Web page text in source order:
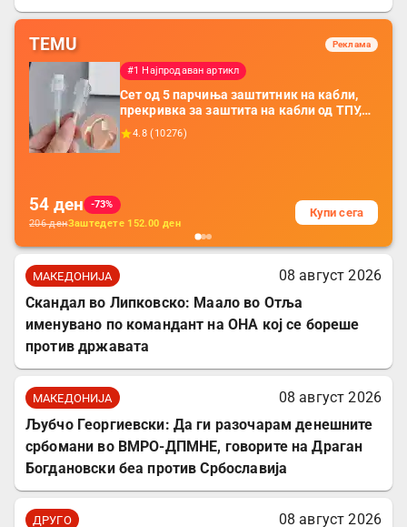
TEMU Реклама
#1 Најпродаван артикл
Сет од 5 парчиња заштитник на кабли,
прекривка за заштита на кабли од ТПУ,
додатоци за заштита на кабли, без
батерија, за мобилни телефони, комплет
4.8 ( 10276)
54 ден
-73%
206денЗаштедете 152.00 ден
Купи сега
МАКЕДОНИЈА
08 август 2026
Скандал во Липковско: Маало во Отља
именувано по командант на ОНА кој се бореше
против државата
МАКЕДОНИЈА
08 август 2026
Љубчо Георгиевски: Да ги разочарам денешните
србомани во ВМРО-ДПМНЕ, говорите на Драган
Богдановски беа против Србославија
ДРУГО
08 август 2026